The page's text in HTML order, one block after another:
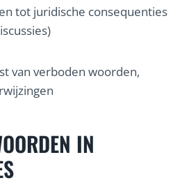
tot juridische consequenties
van verboden woorden,
IN